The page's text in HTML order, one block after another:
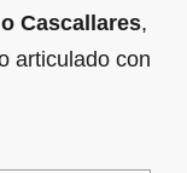
Cascallares,
articulado con